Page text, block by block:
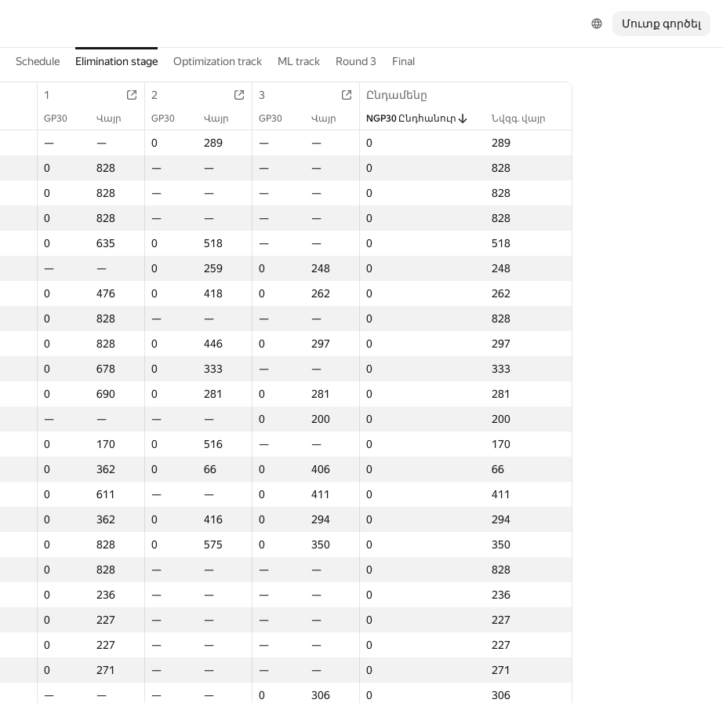
Մուտք գործել
Schedule Elimination stage Optimization track ML track Round 3 Final
1 2 3 Ընդամենը
GP30 Վայր GP30 Վայր GP30 Վայր NGP30 Ընդհանուր Նվզգ. վայր
— — 0 289 — — 0
289
0 828 — — — — 0
828
0 828 — — — — 0
828
0 828 — — — — 0
828
0 635 0 518 — — 0
518
— — 0 259 0 248 0
248
0 476 0 418 0 262 0
262
0 828 — — — — 0
828
0 828 0 446 0 297 0
297
0 678 0 333 — — 0
333
0 690 0 281 0 281 0
281
— — — — 0 200 0
200
0 170 0 516 — — 0
170
0 362 0 66 0 406 0
66
0 611 — — 0 411 0
411
0 362 0 416 0 294 0
294
0 828 0 575 0 350 0
350
0 828 — — — — 0
828
0 236 — — — — 0
236
0 227 — — — — 0
227
0 227 — — — — 0
227
0 271 — — — — 0
271
— — — — 0 306 0
306
1 Ընդամենը
GP30 Վայր NGP30 Ընդհանուր Նվզգ. վայր